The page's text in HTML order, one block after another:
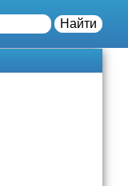
Найти